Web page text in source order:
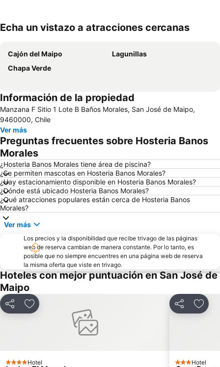
Echa un vistazo a atracciones cercanas
Cajón del Maipo
Lagunillas
Chapa Verde
Información de la propiedad
Manzana F Sitio 1 Lote B Baños Morales, San José de Maipo,
9460000, Chile
Ver más
Preguntas frecuentes sobre Hosteria Banos
Morales
¿Hosteria Banos Morales tiene área de piscina?
¿Se permiten mascotas en Hosteria Banos Morales?
¿Hay estacionamiento disponible en Hosteria Banos Morales?
¿Dónde está ubicado Hosteria Banos Morales?
¿Qué atracciones populares están cerca de Hosteria Banos
Morales?
Ver más
Los precios y la disponibilidad que recibe trivago de las páginas
web de reserva cambian de manera constante. Por lo tanto, es
posible que no siempre encuentres en una página web de reserva
la misma oferta que viste en trivago.
Hoteles con mejor puntuación en San José de
Maipo
CompartirAgregar a favoritos
Hotel
Compartir
Hotel